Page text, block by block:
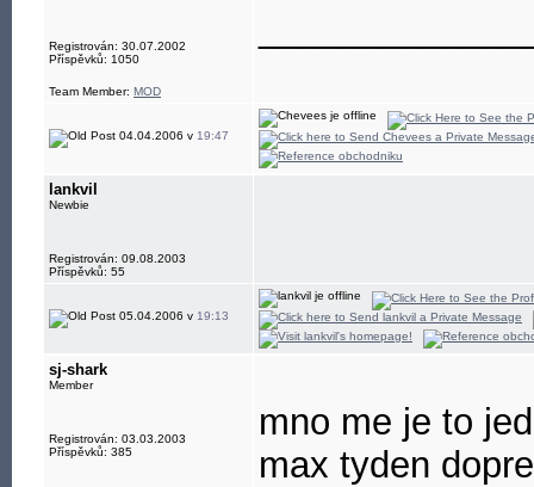
Registrován: 30.07.2002
Příspěvků: 1050
Team Member: MOD
04.04.2006 v 19:47
lankvil
Newbie
Registrován: 09.08.2003
Příspěvků: 55
05.04.2006 v 19:13
sj-shark
Member
Registrován: 03.03.2003
Příspěvků: 385
mno me je to
max tyden